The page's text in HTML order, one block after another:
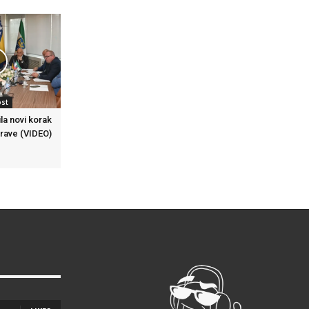
novi korak
(VIDEO)